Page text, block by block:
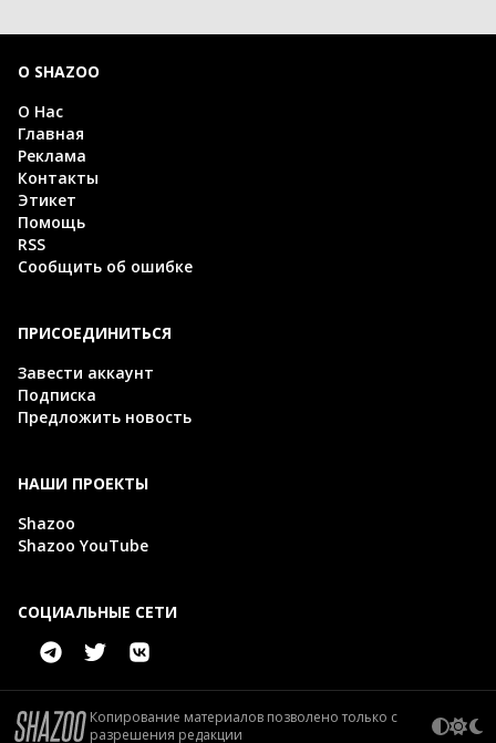
О SHAZOO
О Нас
Главная
Реклама
Контакты
Этикет
Помощь
RSS
Сообщить об ошибке
ПРИСОЕДИНИТЬСЯ
Завести аккаунт
Подписка
Предложить новость
НАШИ ПРОЕКТЫ
Shazoo
Shazoo YouTube
СОЦИАЛЬНЫЕ СЕТИ
Копирование материалов позволено только с
разрешения редакции